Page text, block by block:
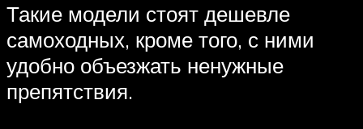
Такие модели стоят дешевле
самоходных, кроме того, с ними
удобно объезжать ненужные
препятствия.